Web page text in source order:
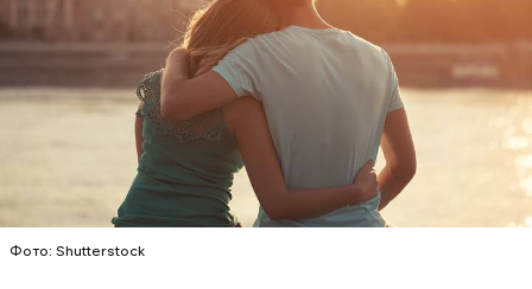
Фото: Shutterstock
Противень ставится в духовку, разогретую до 180–
190 градусов. Спагетти из кабачка нужно запекать
25–30 минут.